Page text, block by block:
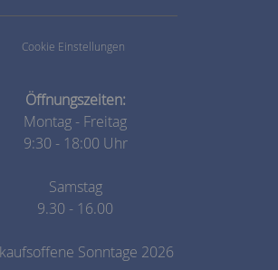
Cookie Einstellungen
Öffnungszeiten:
Montag - Freitag
9:30 - 18:00 Uhr
Samstag
9.30 - 16.00
Sonntage 2026